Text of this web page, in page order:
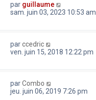
par guillaume
sam. juin 03, 2023 10:53 am
parccedric
ven. juin 15, 2018 12:22 pm
parCombo
jeu. juin 06, 2019 7:26 pm